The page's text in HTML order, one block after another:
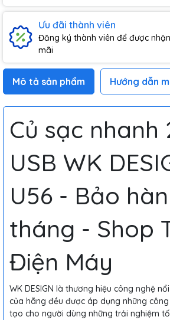
Ưu đãi thành viên
Đăng ký thành viên để được
mãi
Mô tả sản phẩm Hướng dẫn
Củ sạc nhanh
USB WK
U56 - Bảo
tháng - Shop
Điện Máy
WK DESIGN là thương hiệu công nghệ
của hãng đều được áp dụng những
tạo cho người dùng những trải nghiệm